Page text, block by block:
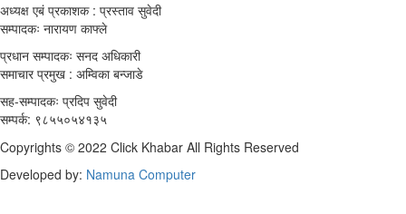
अध्यक्ष एबं प्रकाशक : प्रस्ताव सुवेदी
सम्पादकः नारायण काफ्ले
प्रधान सम्पादकः सनद अधिकारी
समाचार प्रमुख : अम्विका बन्जाडे
सह-सम्पादकः प्रदिप सुवेदी
सम्पर्क: ९८५५०५४१३५
Copyrights © 2022 Click Khabar All Rights Reserved
Developed by: Namuna Computer